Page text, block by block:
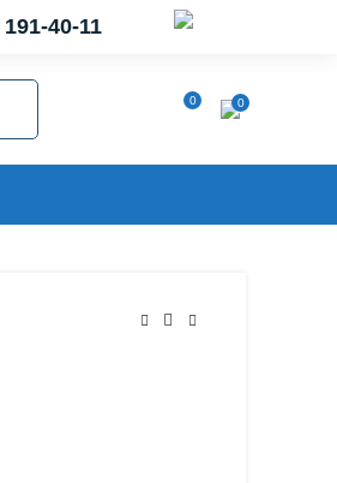
40-11
0 0